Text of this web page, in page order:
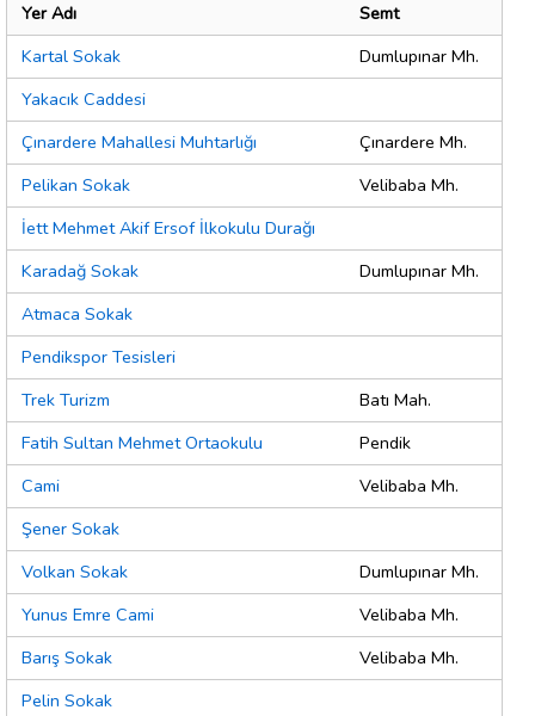
Yer Adı
Semt
Kartal Sokak
Dumlupınar Mh.
Yakacık Caddesi
Çınardere Mahallesi Muhtarlığı
Çınardere Mh.
Pelikan Sokak
Velibaba Mh.
İett Mehmet Akif Ersof İlkokulu Durağı
Karadağ Sokak
Dumlupınar Mh.
Atmaca Sokak
Pendikspor Tesisleri
Trek Turizm
Batı Mah.
Fatih Sultan Mehmet Ortaokulu
Pendik
Cami
Velibaba Mh.
Şener Sokak
Volkan Sokak
Dumlupınar Mh.
Yunus Emre Cami
Velibaba Mh.
Barış Sokak
Velibaba Mh.
Pelin Sokak